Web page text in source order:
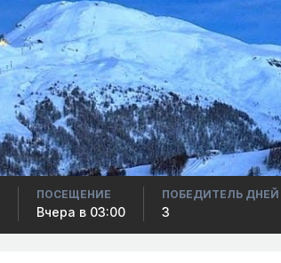
ПОСЕЩЕНИЕ
Вчера в 03:00
ПОБЕДИТЕЛЬ ДНЕЙ
3